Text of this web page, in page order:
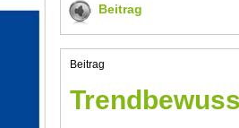
Beitrag
Beitrag